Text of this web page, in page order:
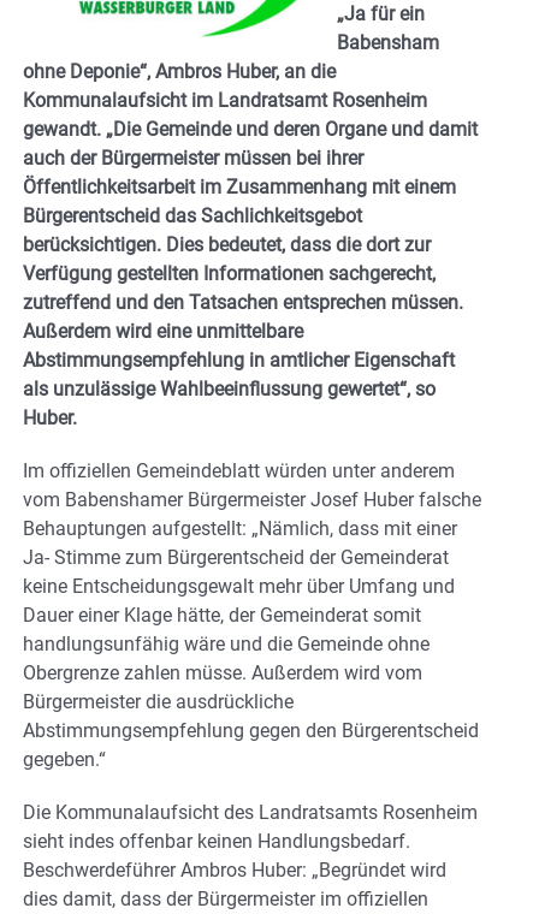
„Ja für ein
Babensham
ohne Deponie“, Ambros Huber, an die
Kommunalaufsicht im Landratsamt Rosenheim
gewandt. „Die Gemeinde und deren Organe und damit
auch der Bürgermeister müssen bei ihrer
Öffentlichkeitsarbeit im Zusammenhang mit einem
Bürgerentscheid das Sachlichkeitsgebot
berücksichtigen. Dies bedeutet, dass die dort zur
Verfügung gestellten Informationen sachgerecht,
zutreffend und den Tatsachen entsprechen müssen.
Außerdem wird eine unmittelbare
Abstimmungsempfehlung in amtlicher Eigenschaft
als unzulässige Wahlbeeinflussung gewertet“, so
Huber.
Im offiziellen Gemeindeblatt würden unter anderem
vom Babenshamer Bürgermeister Josef Huber falsche
Behauptungen aufgestellt: „Nämlich, dass mit einer
Ja- Stimme zum Bürgerentscheid der Gemeinderat
keine Entscheidungsgewalt mehr über Umfang und
Dauer einer Klage hätte, der Gemeinderat somit
handlungsunfähig wäre und die Gemeinde ohne
Obergrenze zahlen müsse. Außerdem wird vom
Bürgermeister die ausdrückliche
Abstimmungsempfehlung gegen den Bürgerentscheid
gegeben.“
Die Kommunalaufsicht des Landratsamts Rosenheim
sieht indes offenbar keinen Handlungsbedarf.
Beschwerdeführer Ambros Huber: „Begründet wird
dies damit, dass der Bürgermeister im offiziellen